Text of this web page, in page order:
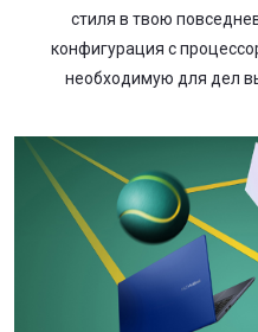
стиля в твою
конфигурация с
необходимую для дел